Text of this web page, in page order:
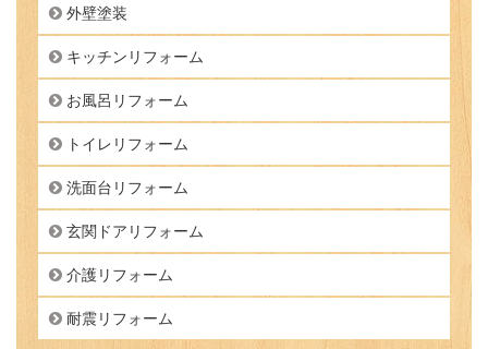
外壁塗装
キッチンリフォーム
お風呂リフォーム
トイレリフォーム
洗面台リフォーム
玄関ドアリフォーム
介護リフォーム
耐震リフォーム